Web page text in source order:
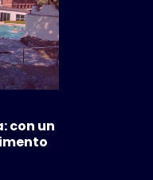
con un